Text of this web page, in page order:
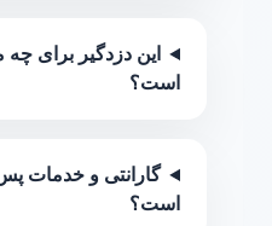
این دزدگیر برای
است؟
گارانتی و خدمات
است؟